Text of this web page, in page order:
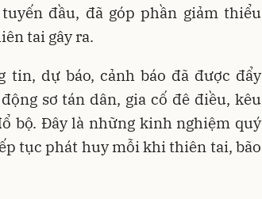
đầu, đã góp phần giảm thiểu
tai gây ra.
tin, dự báo, cảnh báo đã được đẩy
sơ tán dân, gia cố đê điều, kêu
bộ. Đây là những kinh nghiệm quý
tục phát huy mỗi khi thiên tai, bão